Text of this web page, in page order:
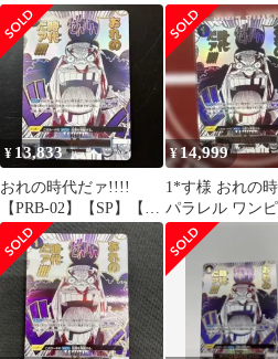
レル OP09-096
ァー パラレ
¥ 13,833
おれの時代だァ!!!!
【PRB-02】【SP】【パ
ラレル】【OP09-096】
¥14,999
1*す様 おれの
パラレル ワンピ
ード イベント